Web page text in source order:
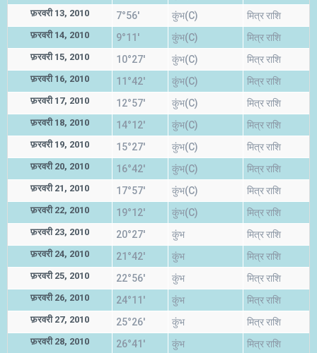
फ़रवरी 13, 2010 7°56' कुंभ(C) मित्र राशि
फ़रवरी 14, 2010 9°11' कुंभ(C) मित्र राशि
फ़रवरी 15, 2010 10°27' कुंभ(C) मित्र राशि
फ़रवरी 16, 2010 11°42' कुंभ(C) मित्र राशि
फ़रवरी 17, 2010 12°57' कुंभ(C) मित्र राशि
फ़रवरी 18, 2010 14°12' कुंभ(C) मित्र राशि
फ़रवरी 19, 2010 15°27' कुंभ(C) मित्र राशि
फ़रवरी 20, 2010 16°42' कुंभ(C) मित्र राशि
फ़रवरी 21, 2010 17°57' कुंभ(C) मित्र राशि
फ़रवरी 22, 2010 19°12' कुंभ(C) मित्र राशि
फ़रवरी 23, 2010 20°27' कुंभ मित्र राशि
फ़रवरी 24, 2010 21°42' कुंभ मित्र राशि
फ़रवरी 25, 2010 22°56' कुंभ मित्र राशि
फ़रवरी 26, 2010 24°11' कुंभ मित्र राशि
फ़रवरी 27, 2010 25°26' कुंभ मित्र राशि
फ़रवरी 28, 2010 26°41' कुंभ मित्र राशि